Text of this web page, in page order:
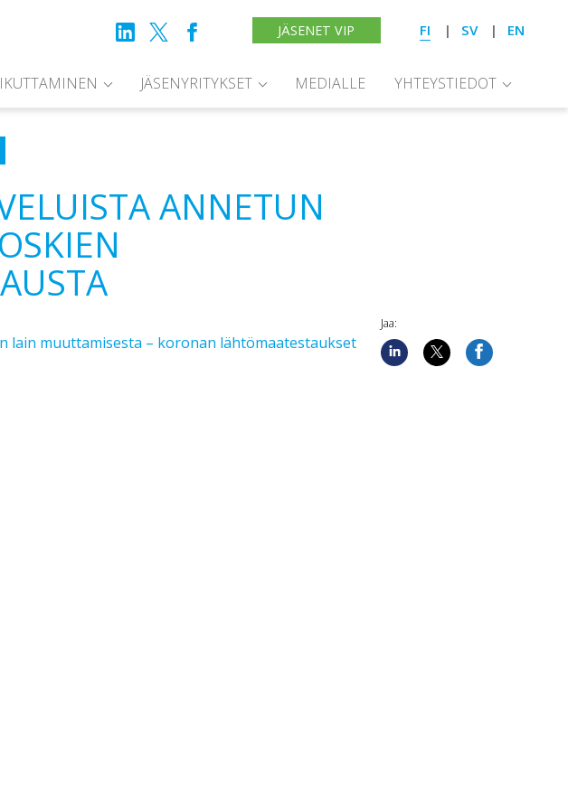
JÄSENET VIP FI SV EN
JÄSENYRITYKSET MEDIALLE YHTEYSTIEDOT
ANNETUN
lain muuttamisesta – koronan lähtömaatestaukset
Jaa: